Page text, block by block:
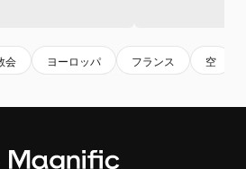
会 ヨーロッパ フランス 空